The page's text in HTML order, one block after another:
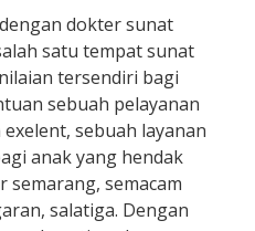
dokter sunat
satu tempat sunat
tersendiri bagi
sebuah pelayanan
sebuah layanan
anak yang hendak
semacam
salatiga. Dengan